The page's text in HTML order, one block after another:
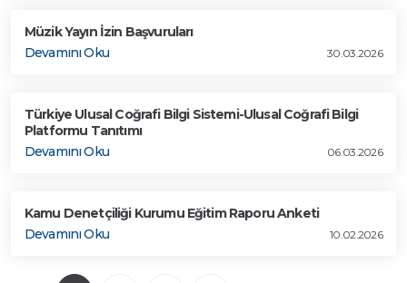
Müzik Yayın İzin Başvuruları
Devamını Oku
30.03.2026
Türkiye Ulusal Coğrafi Bilgi Sistemi-Ulusal Coğrafi Bilgi
Platformu Tanıtımı
Devamını Oku
06.03.2026
Kamu Denetçiliği Kurumu Eğitim Raporu Anketi
Devamını Oku
10.02.2026